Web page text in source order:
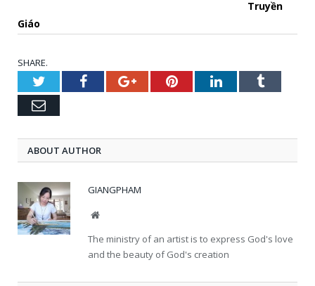
Truyền
Giáo
SHARE.
TwitterFacebookGoogle+PinterestLinkedInTumblr
Email
ABOUT AUTHOR
GIANGPHAM
Website
The ministry of an artist is to express God's love
and the beauty of God's creation